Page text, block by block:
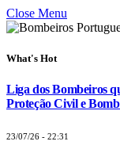
Close Menu
What's Hot
Liga dos Bombeiros
Proteção Civil e
23/07/26 - 22:31